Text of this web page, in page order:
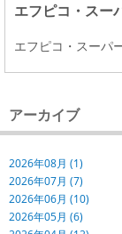
エフピコ・スー
エフピコ・スーパ
アーカイブ
2026年08月 (1)
2026年07月 (7)
2026年06月 (10)
2026年05月 (6)